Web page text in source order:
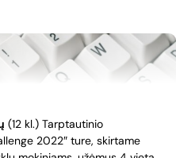
(12 kl.) Tarptautinio
2022″ ture, skirtame